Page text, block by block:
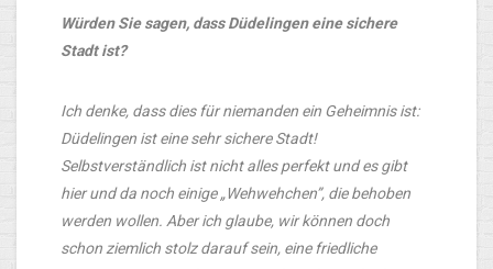
Würden Sie sagen, dass Düdelingen eine sichere
Stadt ist?
Ich denke, dass dies für niemanden ein Geheimnis ist:
Düdelingen ist eine sehr sichere Stadt!
Selbstverständlich ist nicht alles perfekt und es gibt
hier und da noch einige „Wehwehchen”, die behoben
werden wollen. Aber ich glaube, wir können doch
schon ziemlich stolz darauf sein, eine friedliche